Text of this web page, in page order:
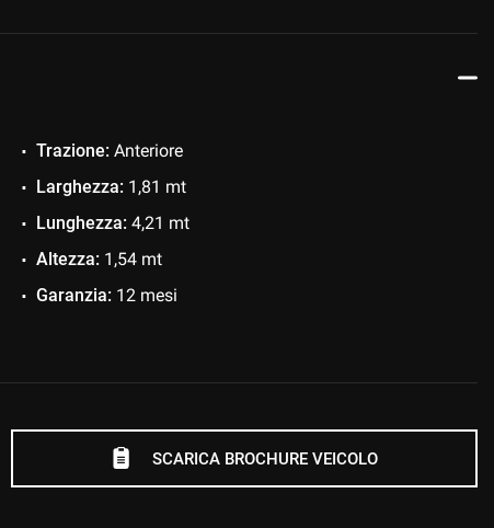
Trazione: Anteriore
Larghezza: 1,81 mt
Lunghezza: 4,21 mt
Altezza: 1,54 mt
Garanzia: 12 mesi
SCARICA BROCHURE VEICOLO